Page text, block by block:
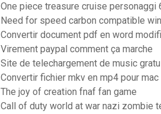
One piece treasure cruise personaggi
Need for speed carbon compatible
Convertir document pdf en word
Virement paypal comment ça marche
Site de telechargement de music
Convertir fichier mkv en mp4 pour mac
The joy of creation fnaf fan game
Call of duty world at war nazi zombie